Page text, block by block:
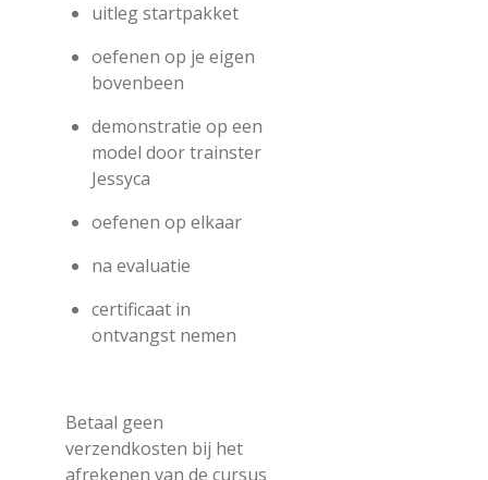
uitleg startpakket
oefenen op je eigen
bovenbeen
demonstratie op een
model door trainster
Jessyca
oefenen op elkaar
na evaluatie
certificaat in
ontvangst nemen
Betaal geen
verzendkosten bij het
afrekenen van de cursus